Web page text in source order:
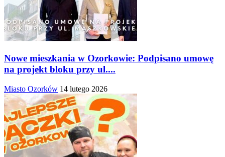
Nowe mieszkania w Ozorkowie: Podpisano umowę
na projekt bloku przy ul....
Miasto Ozorków 14 lutego 2026